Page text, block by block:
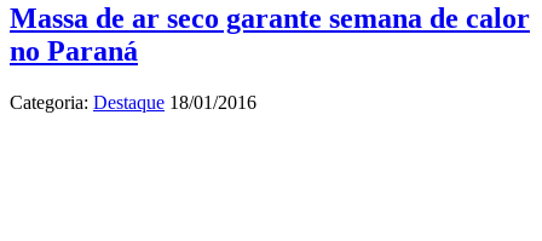
Massa de ar seco garante semana de calor
no Paraná
Categoria: Destaque 18/01/2016